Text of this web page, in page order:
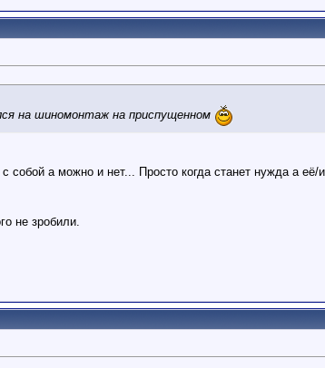
на шиномонтаж на приспущенном
собой а можно и нет... Просто когда станет нужда а
не зробили.